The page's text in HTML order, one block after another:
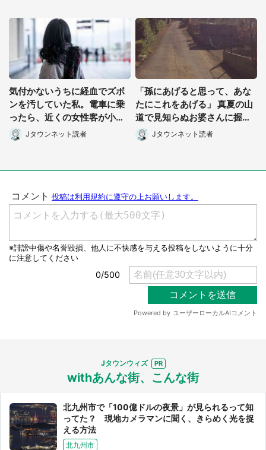
都道府選択
気付かないうちに経血でズボ
ンを汚していた私。電車に乗
ったら、近くの女性客が小さ
な声で(千葉県・10代女性)
Jタウンネット読者
「孫にあげると思って、あな
たにこれをあげる」 真夏の山
道で見知らぬお婆さんに握ら
されたもの(山口県・30代女
性)
Jタウンネット読者
Jタウンウィズ
withあんな街、こんな街
北九州市で「100億ドルの夜景」が見られるって知
ってた？ 現地カメラマンに聞く、きらめく光を捉
える方法
北九州市